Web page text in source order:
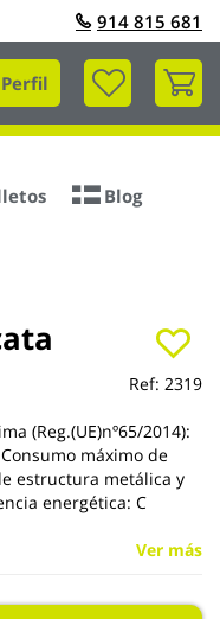
914 815 681
Mi
Blog
Ref: 2319
(Reg.(UE)nº65/2014):
máximo de
estructura metálica y
energética: C
Ver más